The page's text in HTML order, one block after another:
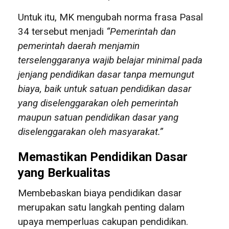
Untuk itu, MK mengubah norma frasa Pasal
34 tersebut menjadi “Pemerintah dan
pemerintah daerah menjamin
terselenggaranya wajib belajar minimal pada
jenjang pendidikan dasar tanpa memungut
biaya, baik untuk satuan pendidikan dasar
yang diselenggarakan oleh pemerintah
maupun satuan pendidikan dasar yang
diselenggarakan oleh masyarakat.”
Memastikan Pendidikan Dasar
yang Berkualitas
Membebaskan biaya pendidikan dasar
merupakan satu langkah penting dalam
upaya memperluas cakupan pendidikan.